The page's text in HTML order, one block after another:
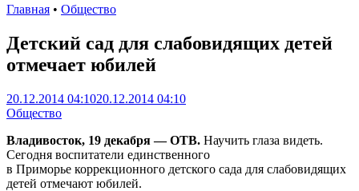
Главная • Общество
Детский сад для слабовидящих детей
отмечает юбилей
20.12.2014 04:1020.12.2014 04:10
Общество
Владивосток, 19 декабря — ОТВ. Научить глаза видеть.
Сегодня воспитатели единственного
в Приморье коррекционного детского сада для слабовидящих
детей отмечают юбилей.